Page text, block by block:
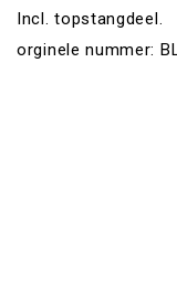
Incl. topstangdeel.
orginele nummer: